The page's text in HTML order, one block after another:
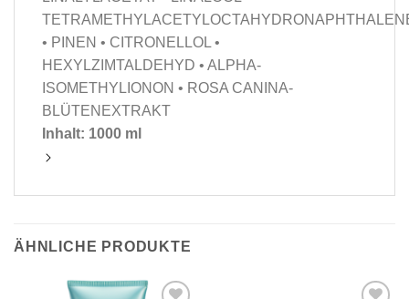
• PINEN • CITRONELLOL •
HEXYLZIMTALDEHYD • ALPHA-
ISOMETHYLIONON • ROSA CANINA-
BLÜTENEXTRAKT
Inhalt: 1000 ml
ÄHNLICHE PRODUKTE